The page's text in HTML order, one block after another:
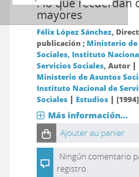
: lo que recuerdan
mayores
Félix López Sánchez,
publicación ; Ministerio de
Sociales, Instituto
Servicios Sociales, Autor |
Ministerio de Asuntos
Instituto Nacional de
Sociales| Estudios| [1994]
Más información...
Ajouter au panier
Ningún comentario
registro.